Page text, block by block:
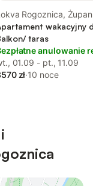
Rogoznica,
wakacyjny
taras
anulowanie
01.09 - pt., 11.09
zł·10 noce